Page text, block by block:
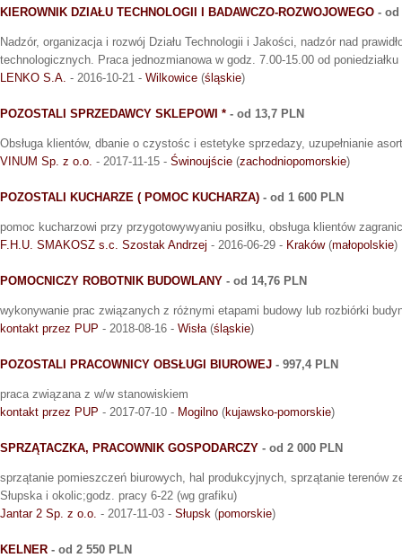
KIEROWNIK DZIAŁU TECHNOLOGII I BADAWCZO-ROZWOJOWEGO - od
Nadzór, organizacja i rozwój Działu Technologii i Jakości, nadzór nad
technologicznych. Praca jednozmianowa w godz. 7.00-15.00 od
LENKO S.A. - 2016-10-21 - Wilkowice (śląskie)
POZOSTALI SPRZEDAWCY SKLEPOWI * - od 13,7 PLN
Obsługa klientów, dbanie o czystośc i estetyke sprzedazy, uzupełnianie
VINUM Sp. z o.o. - 2017-11-15 - Świnoujście (zachodniopomorskie)
POZOSTALI KUCHARZE ( POMOC KUCHARZA) - od 1 600 PLN
pomoc kucharzowi przy przygotowywyaniu posiłku, obsługa klientów
F.H.U. SMAKOSZ s.c. Szostak Andrzej - 2016-06-29 - Kraków(małopolskie)
POMOCNICZY ROBOTNIK BUDOWLANY - od 14,76 PLN
wykonywanie prac związanych z różnymi etapami budowy lub rozbiórki
kontakt przez PUP - 2018-08-16 - Wisła(śląskie)
POZOSTALI PRACOWNICY OBSŁUGI BIUROWEJ - 997,4 PLN
praca związana z w/w stanowiskiem
kontakt przez PUP - 2017-07-10 - Mogilno (kujawsko-pomorskie)
SPRZĄTACZKA, PRACOWNIK GOSPODARCZY - od 2 000 PLN
sprzątanie pomieszczeń biurowych, hal produkcyjnych, sprzątanie terenów
Słupska i okolic;godz. pracy 6-22 (wg grafiku)
Jantar 2 Sp. z o.o. - 2017-11-03 - Słupsk (pomorskie)
KELNER - od 2 550 PLN